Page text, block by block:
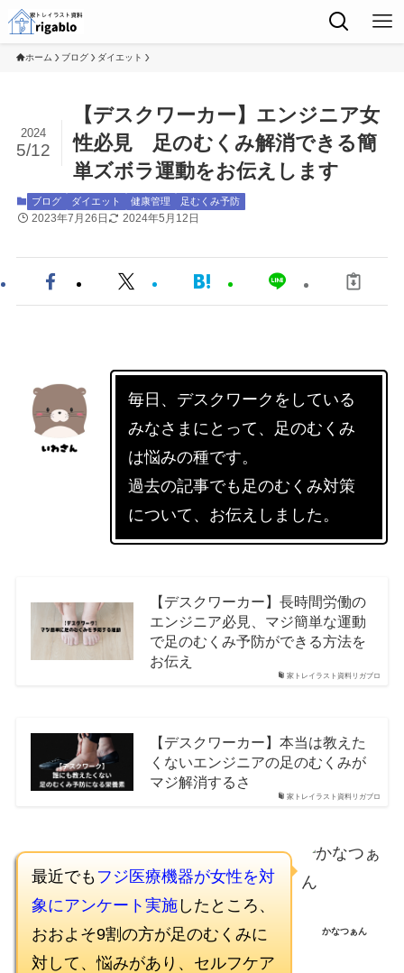
ホーム ブログ ダイエット
【デスクワーカー】エンジニア女
性必見 足のむくみ解消できる簡
単ズボラ運動をお伝えします
2024
5/12
ブログ ダイエット 健康管理 足むくみ予防
2023年7月26日 2024年5月12日
毎日、デスクワークをしている
みなさまにとって、足のむくみ
は悩みの種です。
過去の記事でも足のむくみ対策
について、お伝えしました。
家トレイラスト資料リガブロ
【デスクワーカー】長時間労働の
エンジニア必見、マジ簡単な運動
で足のむくみ予防ができる方法を
お伝え
家トレイラスト資料リガブロ
【デスクワーカー】本当は教えた
くないエンジニアの足のむくみが
マジ解消するさ
最近でも フジ医療機器が女性を対
象にアンケート実施したところ、
おおよそ9割の方が足のむくみに
対して、悩みがあり、セルフケア
かなつぁん